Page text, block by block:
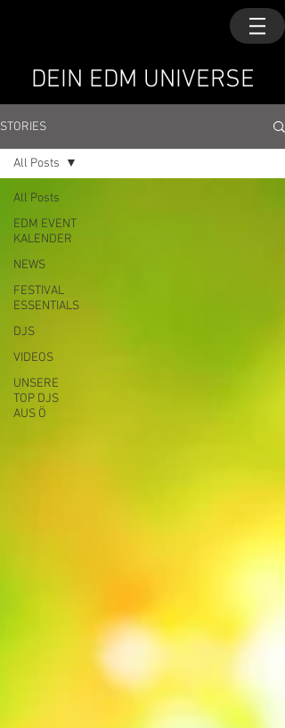
DEIN EDM UNIVERSE
STORIES
All Posts
EDM EVENT
KALENDER
NEWS
FESTIVAL
ESSENTIALS
DJS
VIDEOS
UNSERE
TOP DJS
AUS Ö
All Posts